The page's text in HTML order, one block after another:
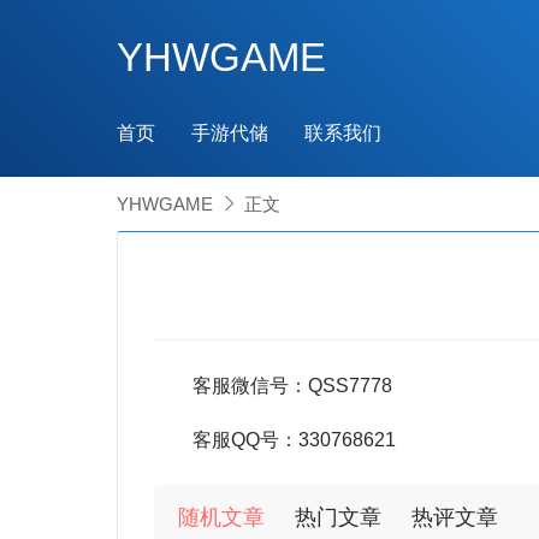
YHWGAME
首页 手游代储 联系我们
YHWGAME  正文
客服微信号：QSS7778
客服QQ号：330768621
随机文章 热门文章 热评文章